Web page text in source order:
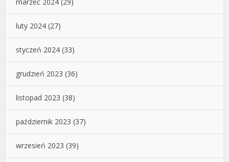
luty 2024 (27)
styczeń 2024 (33)
grudzień 2023 (36)
listopad 2023 (38)
październik 2023 (37)
wrzesień 2023 (39)